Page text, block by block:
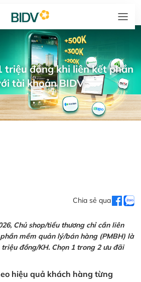
triệu đồng khi liên kết phần
tài khoản BIDV
Chia sẻ qua
Chủ shop/tiểu thương chỉ cần liên
mềm quản lý/bán hàng (PMBH) là
đồng/KH. Chọn 1 trong 2 ưu đãi
hiệu quả khách hàng từng